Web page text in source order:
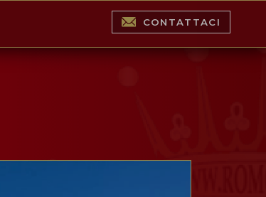
CONTATTACI